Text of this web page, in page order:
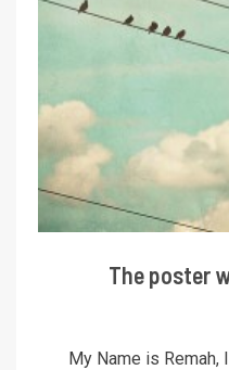
The poster
My Name is Remah,